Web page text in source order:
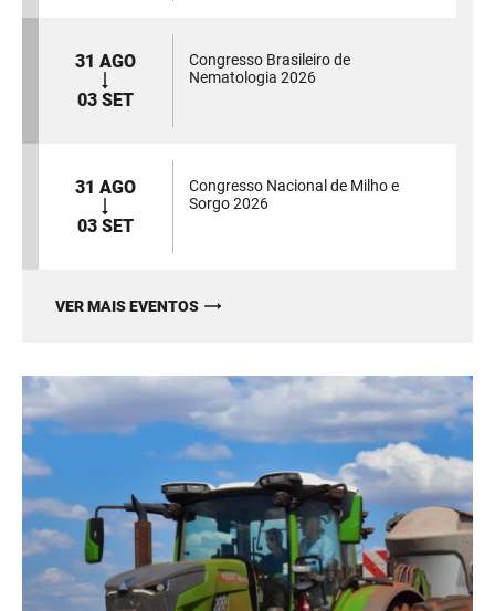
31 AGO
03 SET
Congresso Brasileiro de
Nematologia 2026
31 AGO
03 SET
Congresso Nacional de Milho e
Sorgo 2026
VER MAIS EVENTOS